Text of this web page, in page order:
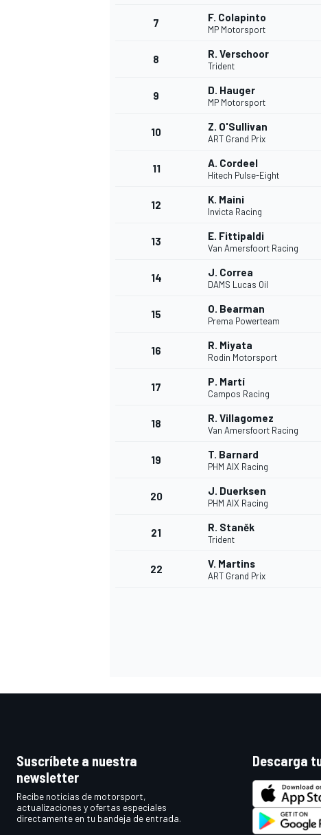
7 F. Colapinto
MP Motorsport
8 R. Verschoor
Trident
9 D. Hauger
MP Motorsport
10 Z. O'Sullivan
ART Grand Prix
11 A. Cordeel
Hitech Pulse-Eight
12 K. Maini
Invicta Racing
13 E. Fittipaldi
Van Amersfoort Racing
14 J. Correa
DAMS Lucas Oil
15 O. Bearman
Prema Powerteam
16 R. Miyata
Rodin Motorsport
17 P. Martí
Campos Racing
18 R. Villagomez
Van Amersfoort Racing
19 T. Barnard
PHM AIX Racing
20 J. Duerksen
PHM AIX Racing
21 R. Staněk
Trident
22 V. Martins
ART Grand Prix
Suscríbete a nuestra
newsletter
Recibe noticias de motorsport,
actualizaciones y ofertas especiales
directamente en tu bandeja de entrada.
Descarga